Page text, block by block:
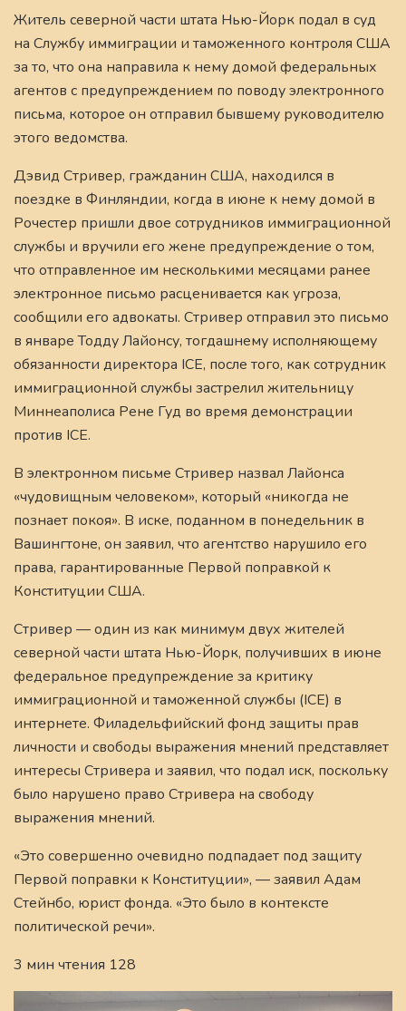
Житель северной части штата Нью-Йорк подал в суд
на Службу иммиграции и таможенного контроля США
за то, что она направила к нему домой федеральных
агентов с предупреждением по поводу электронного
письма, которое он отправил бывшему руководителю
этого ведомства.
Дэвид Стривер, гражданин США, находился в
поездке в Финляндии, когда в июне к нему домой в
Рочестер пришли двое сотрудников иммиграционной
службы и вручили его жене предупреждение о том,
что отправленное им несколькими месяцами ранее
электронное письмо расценивается как угроза,
сообщили его адвокаты. Стривер отправил это письмо
в январе Тодду Лайонсу, тогдашнему исполняющему
обязанности директора ICE, после того, как сотрудник
иммиграционной службы застрелил жительницу
Миннеаполиса Рене Гуд во время демонстрации
против ICE.
В электронном письме Стривер назвал Лайонса
«чудовищным человеком», который «никогда не
познает покоя». В иске, поданном в понедельник в
Вашингтоне, он заявил, что агентство нарушило его
права, гарантированные Первой поправкой к
Конституции США.
Стривер — один из как минимум двух жителей
северной части штата Нью-Йорк, получивших в июне
федеральное предупреждение за критику
иммиграционной и таможенной службы (ICE) в
интернете. Филадельфийский фонд защиты прав
личности и свободы выражения мнений представляет
интересы Стривера и заявил, что подал иск, поскольку
было нарушено право Стривера на свободу
выражения мнений.
«Это совершенно очевидно подпадает под защиту
Первой поправки к Конституции», — заявил Адам
Стейнбо, юрист фонда. «Это было в контексте
политической речи».
3 мин чтения 128